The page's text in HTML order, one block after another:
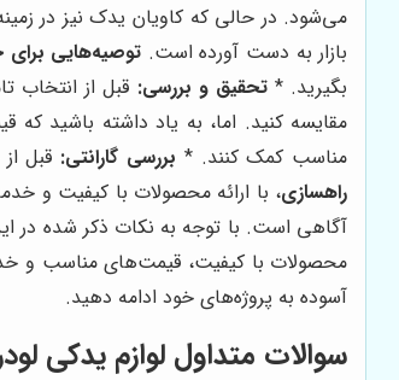
می‌شود. در حالی که کاویان یدک نیز در
بازار به دست آورده است. توصیه‌هایی برای
بگیرید. *تحقیق و بررسی: قبل از انتخاب
مقایسه کنید. اما، به یاد داشته باشید که
مناسب کمک کنند. * بررسی گارانتی: قبل
راهسازی، با ارائه محصولات با کیفیت و
آگاهی است. با توجه به نکات ذکر شده در
محصولات با کیفیت، قیمت‌های مناسب و
آسوده به پروژه‌های خود ادامه دهید.
سوالات متداول لوازم یدکی